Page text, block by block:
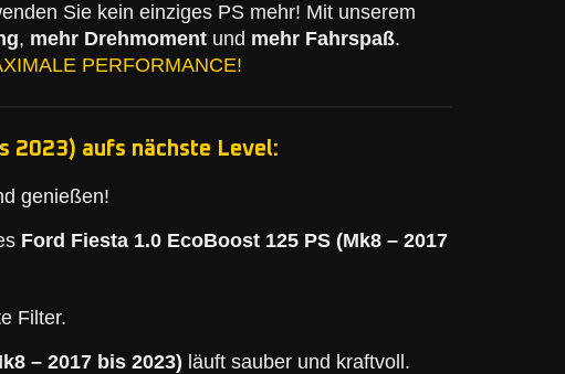
Sie kein einziges PS mehr! Mit unserem
, mehr Drehmoment und mehr Fahrspaß.
PERFORMANCE!
2023) aufs nächste Level:
genießen!
Ford Fiesta 1.0 EcoBoost 125 PS (Mk8 – 2017
Filter.
– 2017 bis 2023) läuft sauber und kraftvoll.